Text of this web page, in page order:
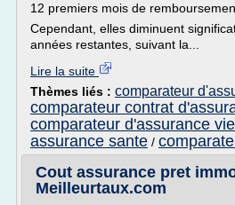
12 premiers mois de
Cependant, elles diminuent
années restantes, suivant la...
Lire la suite
Thèmes liés : comparateur
comparateur contrat
comparateur d'assurance vie
assurance sante /
Cout assurance pret
Meilleurtaux.com